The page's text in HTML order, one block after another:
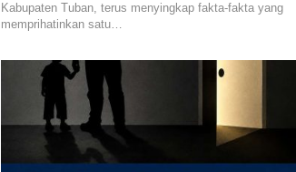
Kabupaten Tuban, terus menyingkap fakta-fakta yang
memprihatinkan satu…